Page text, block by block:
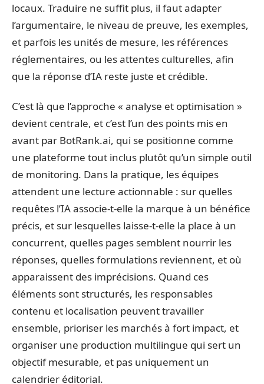
locaux. Traduire ne suffit plus, il faut adapter
l’argumentaire, le niveau de preuve, les exemples,
et parfois les unités de mesure, les références
réglementaires, ou les attentes culturelles, afin
que la réponse d’IA reste juste et crédible.
C’est là que l’approche « analyse et optimisation »
devient centrale, et c’est l’un des points mis en
avant par BotRank.ai, qui se positionne comme
une plateforme tout inclus plutôt qu’un simple outil
de monitoring. Dans la pratique, les équipes
attendent une lecture actionnable : sur quelles
requêtes l’IA associe-t-elle la marque à un bénéfice
précis, et sur lesquelles laisse-t-elle la place à un
concurrent, quelles pages semblent nourrir les
réponses, quelles formulations reviennent, et où
apparaissent des imprécisions. Quand ces
éléments sont structurés, les responsables
contenu et localisation peuvent travailler
ensemble, prioriser les marchés à fort impact, et
organiser une production multilingue qui sert un
objectif mesurable, et pas uniquement un
calendrier éditorial.